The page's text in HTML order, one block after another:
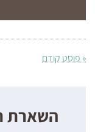
« פוסט קודם
השארת